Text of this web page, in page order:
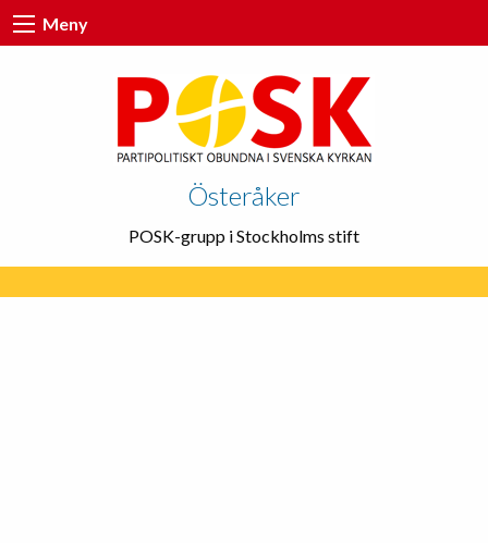
Meny
Österåker
POSK-grupp i Stockholms stift